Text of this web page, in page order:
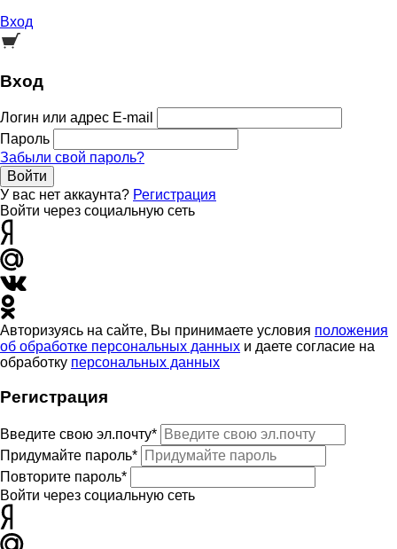
Вход
Вход
Логин или адрес E-mail
Пароль
Забыли свой пароль?
Войти
У вас нет аккаунта? Регистрация
Войти через социальную сеть
Авторизуясь на сайте, Вы принимаете условия положения
об обработке персональных данных и даете согласие на
обработку персональных данных
Регистрация
Введите свою эл.почту*
Придумайте пароль*
Повторите пароль*
Войти через социальную сеть